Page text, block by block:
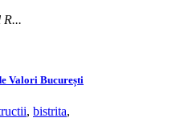
R...
Valori București
, bistrita,